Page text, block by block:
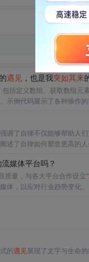
的遇见，也是我突如其来
括定义数组、获取数组元
示例代码展示了各种操作的
调了自律不仅能够帮助人
述了自律如何塑造更高的人
媒体平台吗？
质量，与各大平台合作设立“
体，以应对行业趋势变化。
的遇见展现了文字与生命